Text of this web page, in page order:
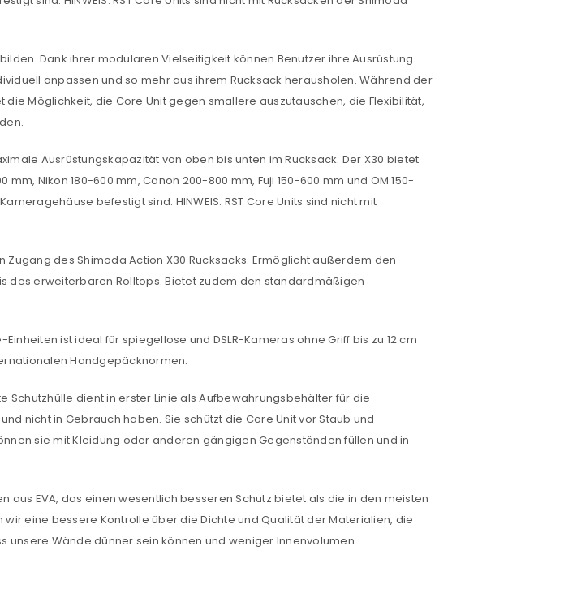
E-Mail-Adresse*
Mail-Adresse gesendet.
Please select all the ways you would like to hear from us
Ja, ich möchte ein Kundenkonto eröffnen und akzeptiere die
Datenschutzerklärung. *
Dank ihrer modularen Vielseitigkeit können Benutzer ihre Ausrüstung
anpassen und so mehr aus ihrem Rucksack herausholen. Während der
Möglichkeit, die Core Unit gegen smallere auszutauschen, die Flexibilität,
Ausrüstungskapazität von oben bis unten im Rucksack. Der X30 bietet
Nikon 180-600 mm, Canon 200-800 mm, Fuji 150-600 mm und OM 150-
befestigt sind. HINWEIS: RST Core Units sind nicht mit
des Shimoda Action X30 Rucksacks. Ermöglicht außerdem den
des erweiterbaren Rolltops. Bietet zudem den standardmäßigen
ist ideal für spiegellose und DSLR-Kameras ohne Griff bis zu 12 cm
Handgepäcknormen.
dient in erster Linie als Aufbewahrungsbehälter für die
nicht in Gebrauch haben. Sie schützt die Core Unit vor Staub und
sie mit Kleidung oder anderen gängigen Gegenständen füllen und in
EVA, das einen wesentlich besseren Schutz bietet als die in den meisten
eine bessere Kontrolle über die Dichte und Qualität der Materialien, die
unsere Wände dünner sein können und weniger Innenvolumen